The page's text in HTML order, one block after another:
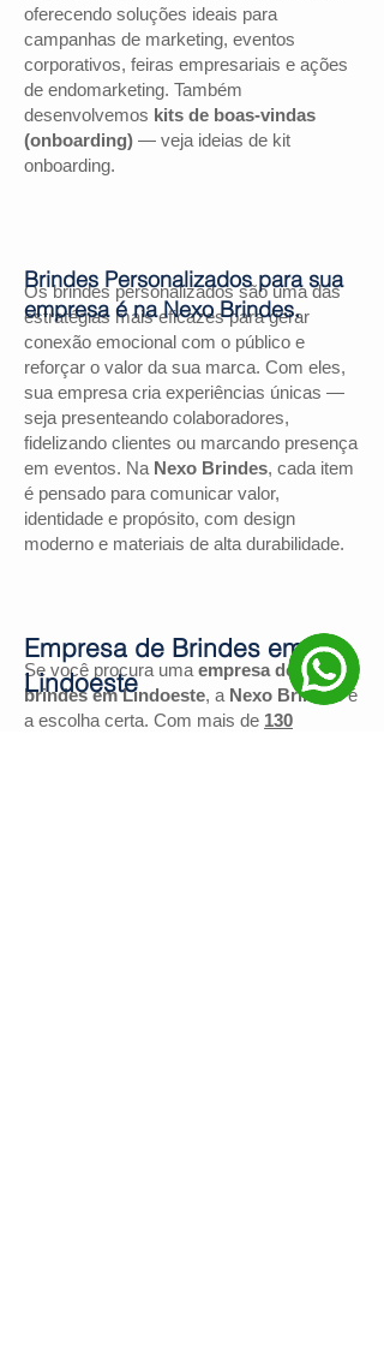
oferecendo soluções ideais para
campanhas de marketing, eventos
corporativos, feiras empresariais e ações
de endomarketing. Também
desenvolvemos kits de boas-vindas
(onboarding) — veja ideias de kit
onboarding.
Os brindes personalizados são uma das
estratégias mais eficazes para gerar
conexão emocional com o público e
reforçar o valor da sua marca. Com eles,
sua empresa cria experiências únicas —
seja presenteando colaboradores,
fidelizando clientes ou marcando presença
em eventos. Na Nexo Brindes, cada item
é pensado para comunicar valor,
identidade e propósito, com design
moderno e materiais de alta durabilidade.
Se você procura uma empresa de
brindes em Lindoeste, a Nexo Brindesé
a escolha certa. Com mais de 130
Brindes Personalizados para sua
empresa é na Nexo Brindes.
Empresa de Brindes em
Lindoeste